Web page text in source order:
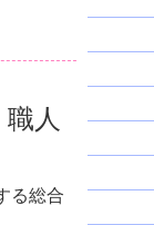
人
る総合